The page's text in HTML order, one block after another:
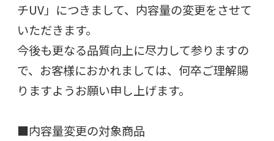
チUV」につきまして、内容量の変更をさせて
いただきます。
今後も更なる品質向上に尽力して参りますの
で、お客様におかれましては、何卒ご理解賜
りますようお願い申し上げます。
■内容量変更の対象商品